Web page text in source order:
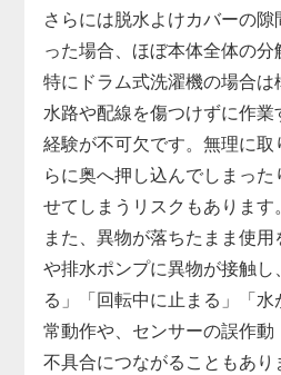
さらには脱水よけカバーの隙
った場合、ほぼ本体全体の分
特にドラム式洗濯機の場合
水路や配線を傷つけずに作業
経験が不可欠です。無理に取
らに奥へ押し込んでしまった
せてしまうリスクもあります
また、異物が落ちたまま使
や排水ポンプに異物が接触し
る」「回転中に止まる」「
常動作や、センサーの誤作動
不具合につながることもあり